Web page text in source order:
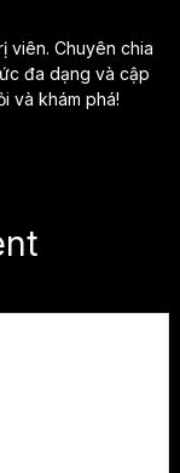
viên. Chuyên chia
đa dạng và cập
và khám phá!